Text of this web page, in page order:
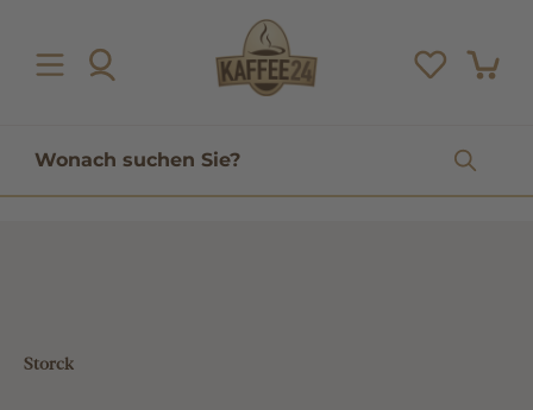
Storck